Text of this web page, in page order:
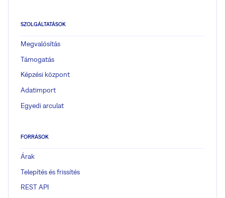
SZOLGÁLTATÁSOK
Megvalósítás
Támogatás
Képzési központ
Adatimport
Egyedi arculat
FORRÁSOK
Árak
Telepítés és frissítés
REST API